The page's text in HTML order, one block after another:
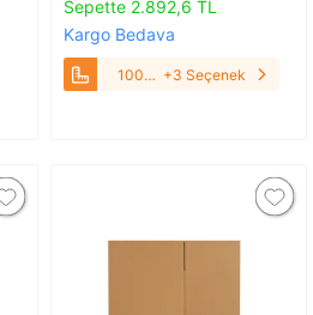
Sepette 2.892,6 TL
Kargo Bedava
100
+3 Seçenek